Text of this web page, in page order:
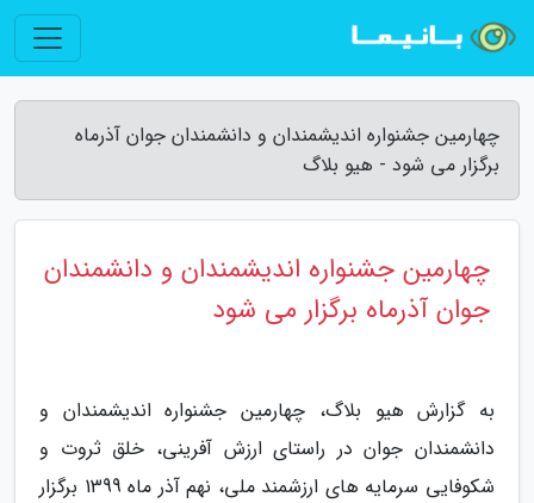
چهارمین جشنواره اندیشمندان و دانشمندان جوان آذرماه
برگزار می شود - هیو بلاگ
چهارمین جشنواره اندیشمندان و دانشمندان
جوان آذرماه برگزار می شود
به گزارش هیو بلاگ، چهارمین جشنواره اندیشمندان و
دانشمندان جوان در راستای ارزش آفرینی، خلق ثروت و
شکوفایی سرمایه های ارزشمند ملی، نهم آذر ماه 1399 برگزار